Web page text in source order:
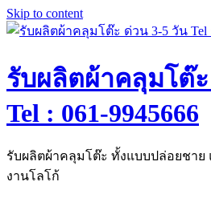
Skip to content
รับผลิตผ้าคลุมโต๊
Tel : 061-9945666
รับผลิตผ้าคลุมโต๊ะ ทั้งแบบปล่อยชา
งานโลโก้